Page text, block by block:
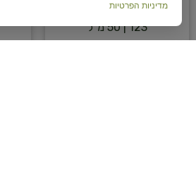
123 | 50 מ”ל
מדיניות הפרטיות